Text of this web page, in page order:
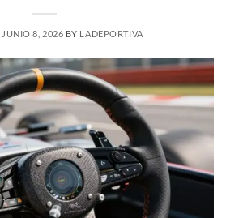
JUNIO 8, 2026 BY LADEPORTIVA